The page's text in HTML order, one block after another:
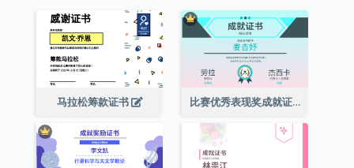
马拉松筹款证书 比赛优秀表现奖成就证书